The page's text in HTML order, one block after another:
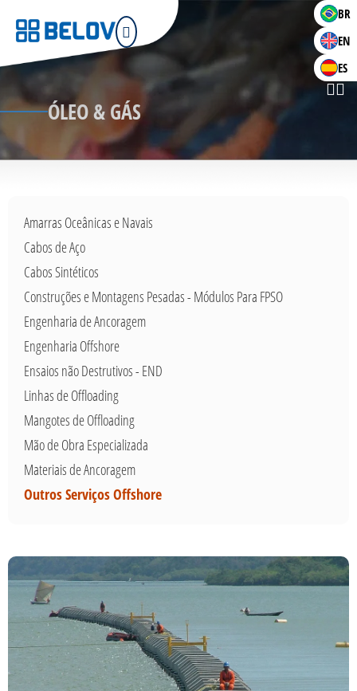
BR
EN
ES
ÓLEO & GÁS
Amarras Oceânicas e Navais
Cabos de Aço
Cabos Sintéticos
Construções e Montagens Pesadas - Módulos Para FPSO
Engenharia de Ancoragem
Engenharia Offshore
Ensaios não Destrutivos - END
Linhas de Offloading
Mangotes de Offloading
Mão de Obra Especializada
Materiais de Ancoragem
Outros Serviços Offshore